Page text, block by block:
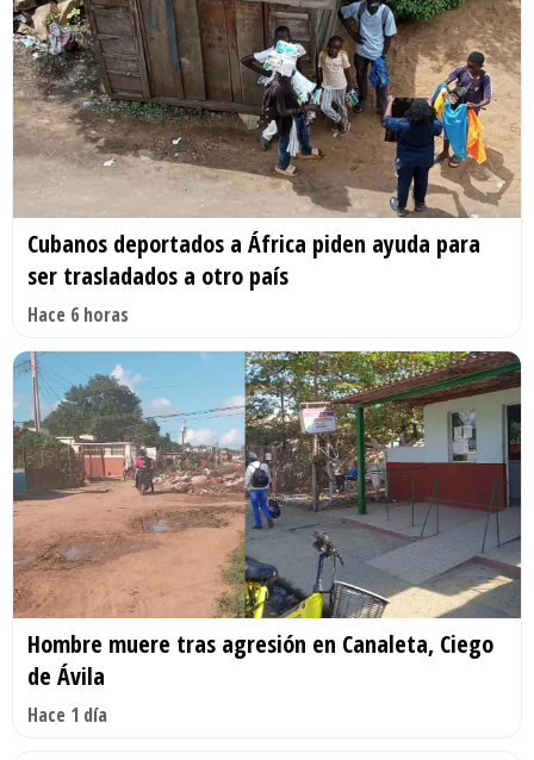
Cubanos deportados a África piden ayuda para
ser trasladados a otro país
Hace 6 horas
Hombre muere tras agresión en Canaleta, Ciego
de Ávila
Hace 1 día